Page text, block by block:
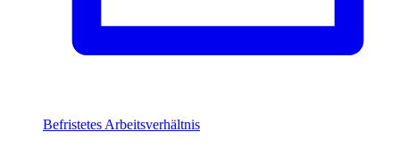
Befristetes Arbeitsverhältnis